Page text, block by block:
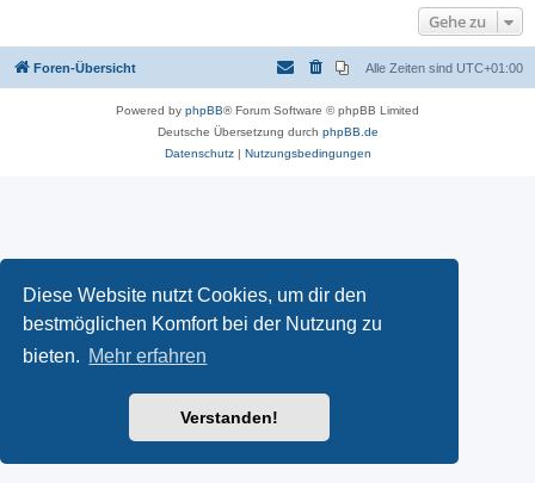
Diese Website nutzt Cookies, um dir den
bestmöglichen Komfort bei der Nutzung zu
bieten. Mehr erfahren
Verstanden!
Gehe zu
Foren-Übersicht Alle Zeiten sind UTC+01:00
Powered by phpBB® Forum Software © phpBB Limited
Deutsche Übersetzung durch phpBB.de
Datenschutz| Nutzungsbedingungen